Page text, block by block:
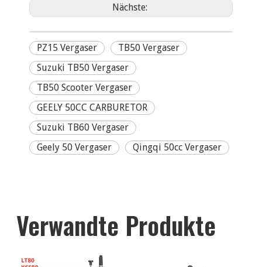
Nächste:
PZ15 Vergaser
TB50 Vergaser
Suzuki TB50 Vergaser
TB50 Scooter Vergaser
GEELY 50CC CARBURETOR
Suzuki TB60 Vergaser
Geely 50 Vergaser
Qingqi 50cc Vergaser
Verwandte Produkte